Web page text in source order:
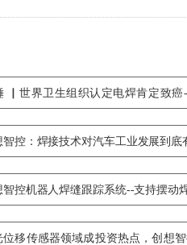
▏世界卫生组织认定电焊肯定致癌
智控：焊接技术对汽车工业发展到底
智控机器人焊缝跟踪系统--支持摆动
位移传感器领域成投资热点，创想